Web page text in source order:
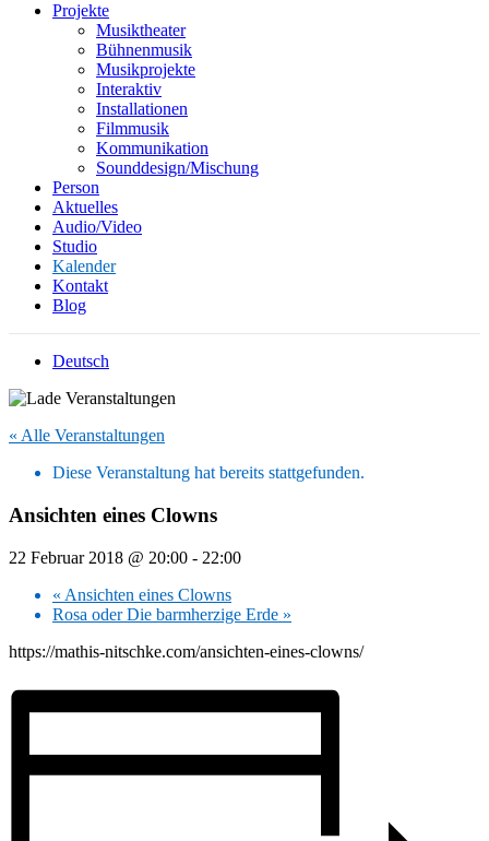
Projekte
Musiktheater
Bühnenmusik
Musikprojekte
Interaktiv
Installationen
Filmmusik
Kommunikation
Sounddesign/Mischung
Person
Aktuelles
Audio/Video
Studio
Kalender
Kontakt
Blog
Deutsch
« Alle Veranstaltungen
Diese Veranstaltung hat bereits stattgefunden.
Ansichten eines Clowns
22 Februar 2018 @ 20:00 - 22:00
« Ansichten eines Clowns
Rosa oder Die barmherzige Erde »
https://mathis-nitschke.com/ansichten-eines-clowns/